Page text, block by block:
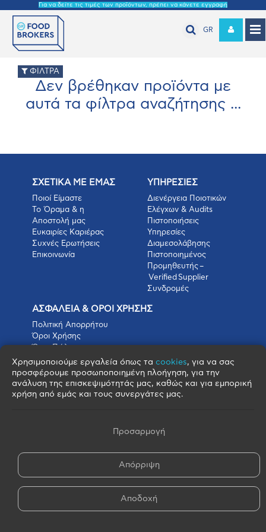
Για να δείτε τις τιμές των προϊόντων, πρέπει να κάνετε εγγραφή
GR
ΦΙΛΤΡΑ
Δεν βρέθηκαν προϊόντα με
αυτά τα φίλτρα αναζήτησης ...
ΣΧΕΤΙΚΑ ΜΕ ΕΜΑΣ
Ποιοί Είμαστε
Το Όραμα & η
Αποστολή μας
Ευκαιρίες Καριέρας
Συχνές Ερωτήσεις
Επικοινωνία
ΥΠΗΡΕΣΙΕΣ
Διενέργεια Ποιοτικών
Ελέγχων & Audits
Πιστοποιήσεις
Υπηρεσίες
Διαμεσολάβησης
Πιστοποιημένος
Προμηθευτής –
Verified Supplier
Συνδρομές
ΑΣΦΑΛΕΙΑ & ΟΡΟΙ ΧΡΗΣΗΣ
Πολιτική Απορρήτου
Όροι Χρήσης
Όροι Πώλησης
Όροι Αγοράς
Πολιτική Cookies
Πνευματικά Δικαιώματα
Όροι & Προϋποθέσεις Escrow
Χρησιμοποιούμε εργαλεία όπως τα cookies, για να σας
προσφέρουμε προσωποποιημένη πλοήγηση, για την
ανάλυση της επισκεψιμότητάς μας, καθώς και για εμπορική
χρήση από εμάς και τους συνεργάτες μας.
Προσαρμογή
Απόρριψη
Αποδοχή